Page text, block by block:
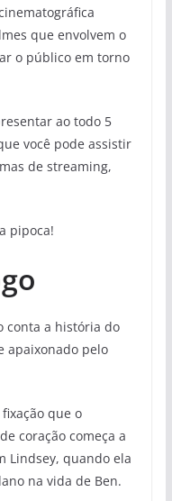
que envolvem o
o público em torno
ao todo 5
você pode assistir
de streaming,
pipoca!
conta a história do
apaixonado pelo
que o
coração começa a
Lindsey, quando ela
na vida de Ben.